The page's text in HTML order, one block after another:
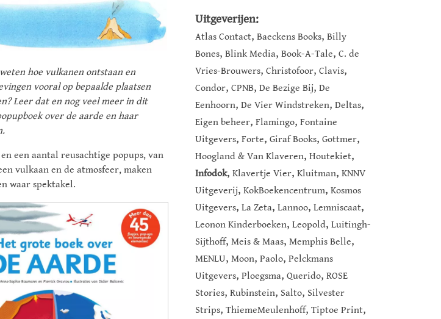
hoe vulkanen ontstaan en
vooral op bepaalde plaatsen
Leer dat en nog veel meer in dit
over de aarde en haar
een aantal reusachtige popups, van
vulkaan en de atmosfeer, maken
waar spektakel.
Uitgeverijen:
Atlas Contact, Baeckens Books, Billy
Bones, Blink Media, Book-A-Tale, C. de
Vries-Brouwers, Christofoor, Clavis,
Condor, CPNB, De Bezige Bij, De
Eenhoorn, De Vier Windstreken, Deltas,
Eigen beheer, Flamingo, Fontaine
Uitgevers, Forte, Giraf Books, Gottmer,
Hoogland & Van Klaveren, Houtekiet,
Infodok, Klavertje Vier, Kluitman, KNNV
Uitgeverij, KokBoekencentrum, Kosmos
Uitgevers, La Zeta, Lannoo, Lemniscaat,
Leonon Kinderboeken, Leopold, Luitingh-
Sijthoff, Meis & Maas, Memphis Belle,
MENLU, Moon, Paolo, Pelckmans
Uitgevers, Ploegsma, Querido, ROSE
Stories, Rubinstein, Salto, Silvester
Strips, ThiemeMeulenhoff, Tiptoe Print,